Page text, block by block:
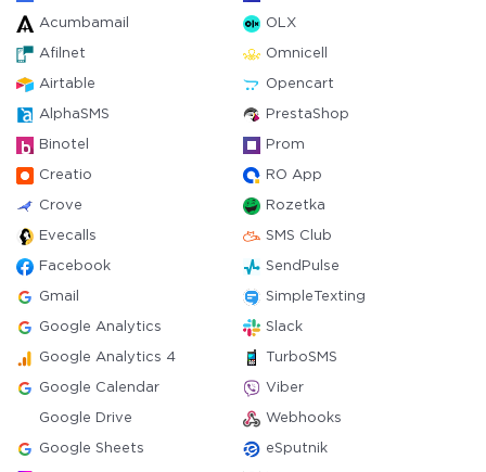
Acumbamail OLX
Afilnet Omnicell
Airtable Opencart
AlphaSMS PrestaShop
Binotel Prom
Creatio RO App
Crove Rozetka
Evecalls SMS Club
Facebook SendPulse
Gmail SimpleTexting
Google Analytics Slack
Google Analytics 4 TurboSMS
Google Calendar Viber
Google Drive Webhooks
Google Sheets eSputnik